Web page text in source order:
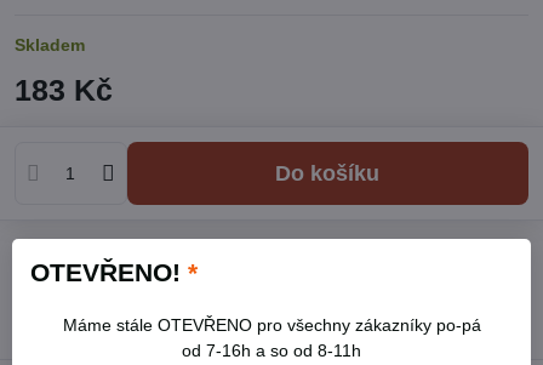
Skladem
183 Kč
Do košíku
Výrobce:EXTOL PREMIUM
OTEVŘENO! *
Máme stále OTEVŘENO pro všechny zákazníky po-pá
od 7-16h a so od 8-11h